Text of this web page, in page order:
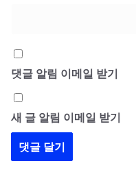
댓글 알림 이메일 받기
새 글 알림 이메일 받기